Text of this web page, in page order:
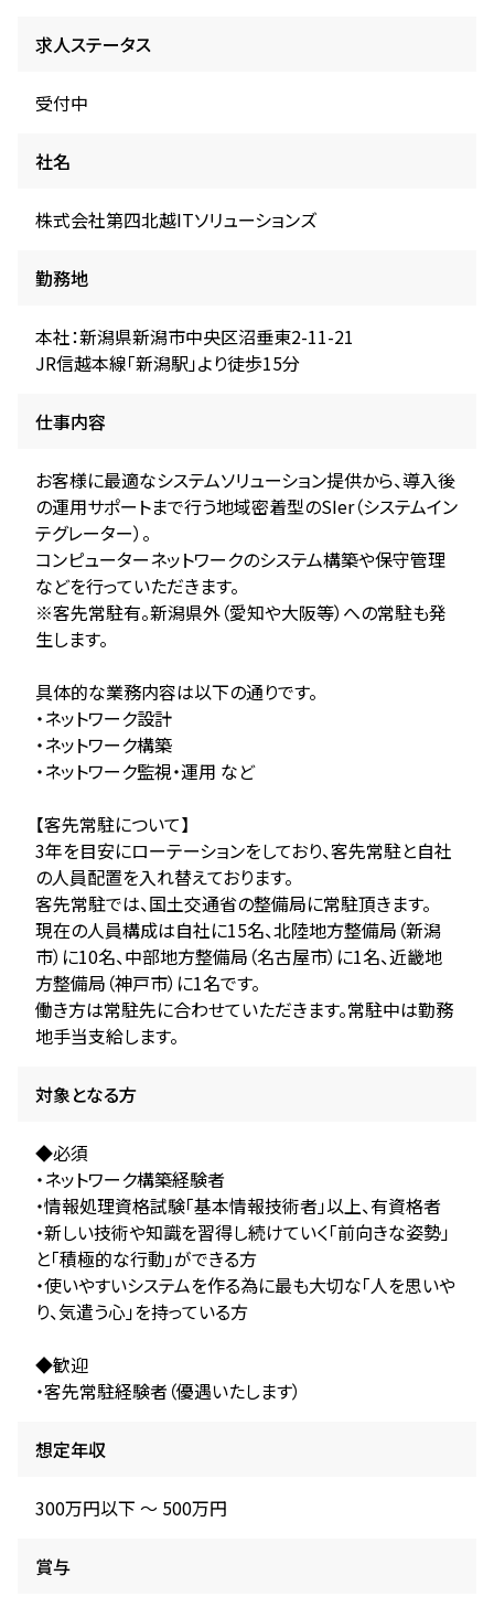
求人ステータス
受付中
社名
株式会社第四北越ITソリューションズ
勤務地
本社：新潟県新潟市中央区沼垂東2-11-21
JR信越本線「新潟駅」より徒歩15分
仕事内容
お客様に最適なシステムソリューション提供から、導入後
の運用サポートまで行う地域密着型のSIer（システムイン
テグレーター）。
コンピューターネットワークのシステム構築や保守管理
などを行っていただきます。
※客先常駐有。新潟県外（愛知や大阪等）への常駐も発
生します。
具体的な業務内容は以下の通りです。
・ネットワーク設計
・ネットワーク構築
・ネットワーク監視・運用 など
【客先常駐について】
3年を目安にローテーションをしており、客先常駐と自社
の人員配置を入れ替えております。
客先常駐では、国土交通省の整備局に常駐頂きます。
現在の人員構成は自社に15名、北陸地方整備局（新潟
市）に10名、中部地方整備局（名古屋市）に1名、近畿地
方整備局（神戸市）に1名です。
働き方は常駐先に合わせていただきます。常駐中は勤務
地手当支給します。
対象となる方
◆必須
・ネットワーク構築経験者
・情報処理資格試験「基本情報技術者」以上、有資格者
・新しい技術や知識を習得し続けていく「前向きな姿勢」
と「積極的な行動」ができる方
・使いやすいシステムを作る為に最も大切な「人を思いや
り、気遣う心」を持っている方
◆歓迎
・客先常駐経験者（優遇いたします）
想定年収
300万円以下 〜 500万円
賞与